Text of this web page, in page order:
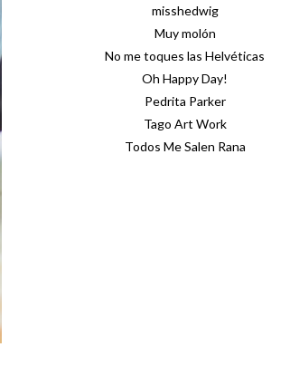
misshedwig
Muy molón
No me toques las Helvéticas
Oh Happy Day!
Pedrita Parker
Tago Art Work
Todos Me Salen Rana